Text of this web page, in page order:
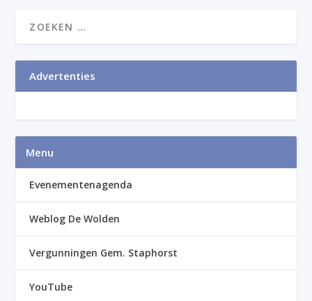
Advertenties
Menu
Evenementenagenda
Weblog De Wolden
Vergunningen Gem. Staphorst
YouTube